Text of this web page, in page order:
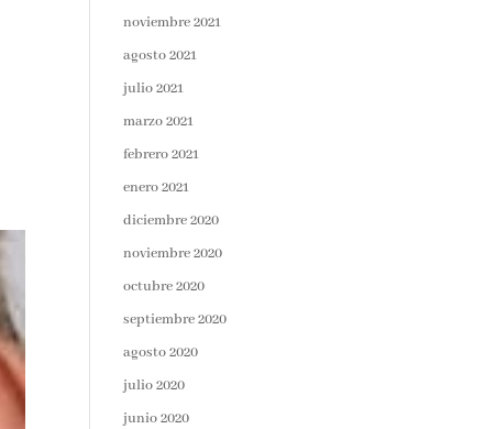
noviembre 2021
agosto 2021
julio 2021
marzo 2021
febrero 2021
enero 2021
diciembre 2020
noviembre 2020
octubre 2020
septiembre 2020
agosto 2020
julio 2020
junio 2020